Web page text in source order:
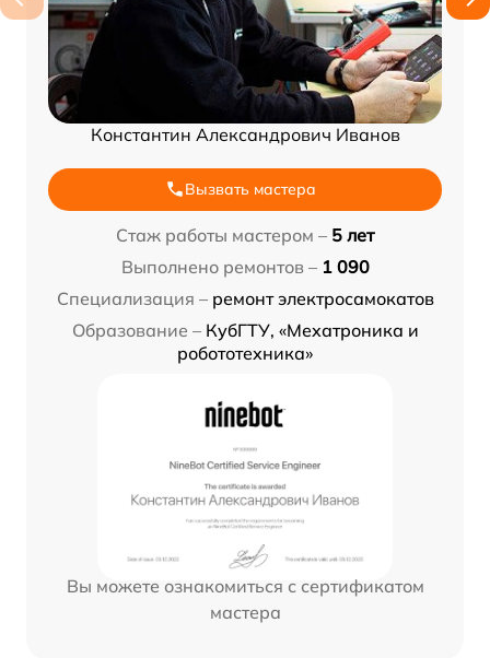
Константин Александрович Иванов
Вызвать мастера
Стаж работы мастером – 5 лет
Выполнено ремонтов – 1 090
Специализация – ремонт электросамокатов
Образование – КубГТУ, «Мехатроника и
робототехника»
Вы можете ознакомиться с сертификатом
мастера